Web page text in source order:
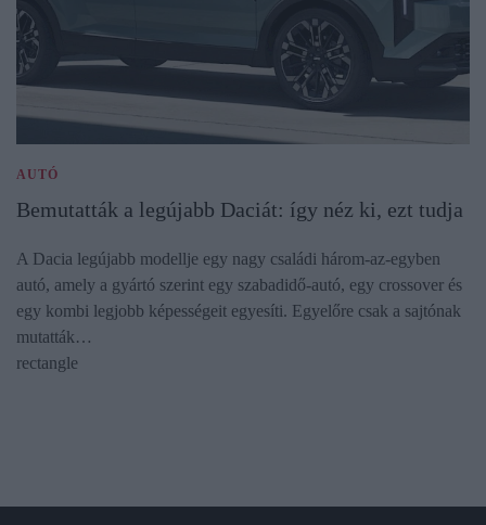
AUTÓ
Bemutatták a legújabb Daciát: így néz ki, ezt tudja
A Dacia legújabb modellje egy nagy családi három-az-egyben
autó, amely a gyártó szerint egy szabadidő-autó, egy crossover és
egy kombi legjobb képességeit egyesíti. Egyelőre csak a sajtónak
mutatták…
rectangle